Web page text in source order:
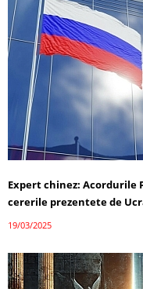
Expert chinez:
cererile prezentete de
19/03/2025